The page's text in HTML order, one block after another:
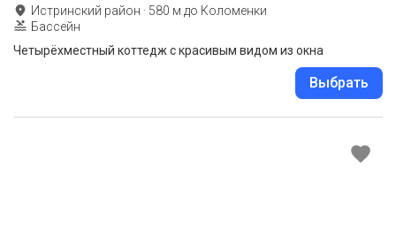
Истринский район · 580 м до Коломенки
Бассейн
Четырёхместный коттедж с красивым видом из окна
Выбрать